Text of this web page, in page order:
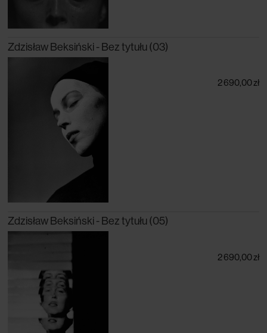
Zdzisław Beksiński - Bez tytułu (03)
2 690,00 zł
Zdzisław Beksiński - Bez tytułu (05)
2 690,00 zł